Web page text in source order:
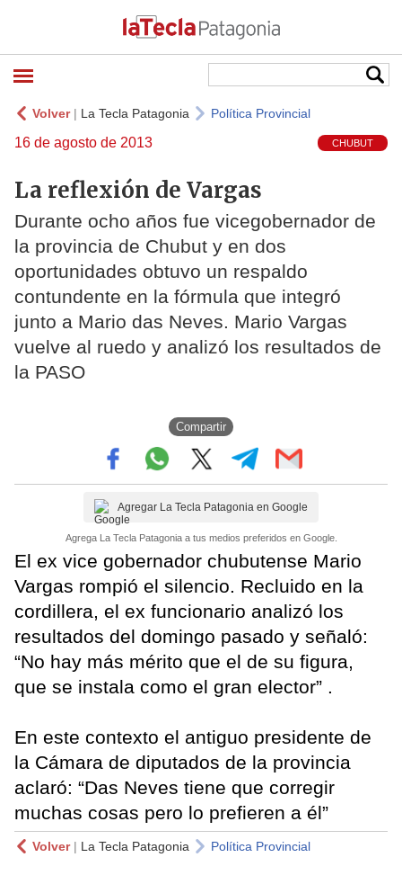
Volver| La Tecla Patagonia Política Provincial
16 de agosto de 2013 CHUBUT
La reflexión de Vargas
Durante ocho años fue vicegobernador de
la provincia de Chubut y en dos
oportunidades obtuvo un respaldo
contundente en la fórmula que integró
junto a Mario das Neves. Mario Vargas
vuelve al ruedo y analizó los resultados de
la PASO
Compartir
Agregar La Tecla Patagonia en Google
Agrega La Tecla Patagonia a tus medios preferidos en Google.
El ex vice gobernador chubutense Mario
Vargas rompió el silencio. Recluido en la
cordillera, el ex funcionario analizó los
resultados del domingo pasado y señaló:
“No hay más mérito que el de su figura,
que se instala como el gran elector” .
En este contexto el antiguo presidente de
la Cámara de diputados de la provincia
aclaró: “Das Neves tiene que corregir
muchas cosas pero lo prefieren a él”
Volver| La Tecla Patagonia Política Provincial